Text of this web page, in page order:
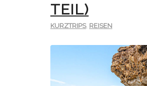
TEIL)
KURZTRIPS, REISEN